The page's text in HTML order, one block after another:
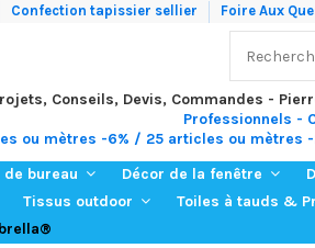
Confection tapissier sellier Foire Aux
Conseils, Devis, Commandes -
Professionnels -
ou mètres -6% / 25 articles ou mètres
de bureau Décor de la fenêtre
Tissus outdoor Toiles à tauds &